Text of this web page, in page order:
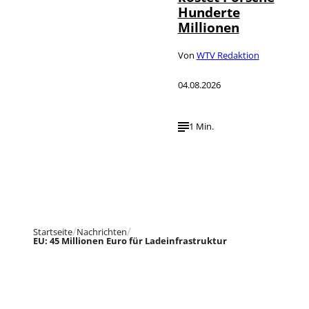
Hunderte
Millionen
Von WTV Redaktion
04.08.2026
1 Min.
Startseite Nachrichten
EU: 45 Millionen Euro für Ladeinfrastruktur